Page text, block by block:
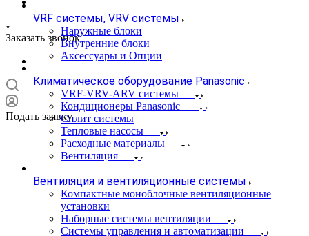
Заказать звонок
Подать заявку
VRF системы, VRV системы
Наружные блоки
Внутренние блоки
Аксессуары и Опции
Климатическое оборудование Panasonic
VRF-VRV-ARV системы
Кондиционеры Panasonic
Сплит системы
Тепловые насосы
Расходные материалы
Вентиляция
Вентиляция и вентиляционные системы
Компактные моноблочные вентиляционные
установки
Наборные системы вентиляции
Системы управления и автоматизации